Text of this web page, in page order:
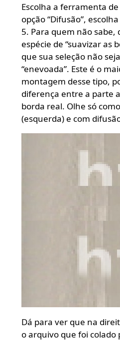
Escolha a ferramenta de
opção “Difusão”,
5. Para quem não sabe,
espécie de “suavizar as
que sua seleção não
“enevoada”. Este é o
montagem desse tipo,
diferença entre a parte
borda real. Olhe só
(esquerda) e com
Dá para ver que na
o arquivo que foi colado